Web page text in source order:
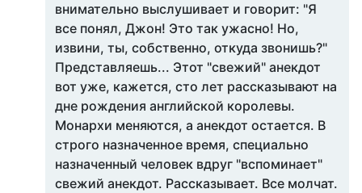
внимательно выслушивает и говорит: "Я
все понял, Джон! Это так ужасно! Но,
извини, ты, собственно, откуда звонишь?"
Представляешь... Этот "свежий" анекдот
вот уже, кажется, сто лет рассказывают на
дне рождения английской королевы.
Монархи меняются, а анекдот остается. В
строго назначенное время, специально
назначенный человек вдруг "вспоминает"
свежий анекдот. Рассказывает. Все молчат.